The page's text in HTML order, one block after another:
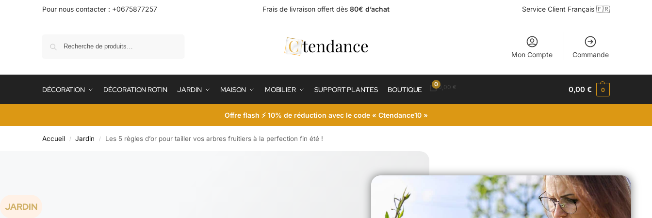
Pour nous contacter : +0675877257 Frais de livraison offert dès 80€ d’achat Service Client Français 🇫🇷
Mon Compte Commande
DÉCORATION DÉCORATION ROTIN JARDIN MAISON MOBILIER SUPPORT PLANTES BOUTIQUE
00,00 € 0,00€ 0
Offre flash ⚡ 10% de réduction avec le code « Ctendance10 »
Accueil / Jardin / Les 5 règles d’or pour tailler vos arbres fruitiers à la perfection fin été !
JARDIN